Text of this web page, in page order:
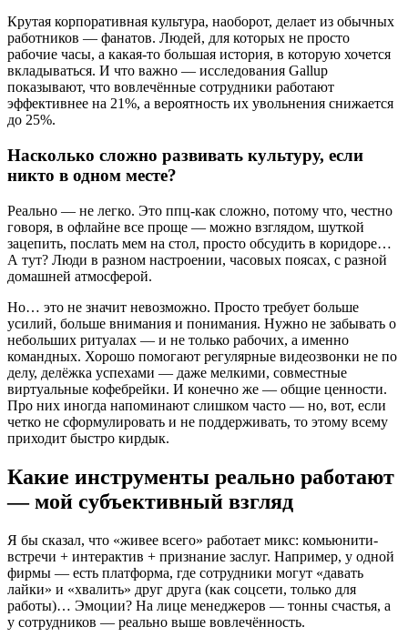
Крутая корпоративная культура, наоборот, делает из обычных
работников — фанатов. Людей, для которых не просто
рабочие часы, а какая-то большая история, в которую хочется
вкладываться. И что важно — исследования Gallup
показывают, что вовлечённые сотрудники работают
эффективнее на 21%, а вероятность их увольнения снижается
до 25%.
Насколько сложно развивать культуру, если
никто в одном месте?
Реально — не легко. Это ппц-как сложно, потому что, честно
говоря, в офлайне все проще — можно взглядом, шуткой
зацепить, послать мем на стол, просто обсудить в коридоре…
А тут? Люди в разном настроении, часовых поясах, с разной
домашней атмосферой.
Но… это не значит невозможно. Просто требует больше
усилий, больше внимания и понимания. Нужно не забывать о
небольших ритуалах — и не только рабочих, а именно
командных. Хорошо помогают регулярные видеозвонки не по
делу, делёжка успехами — даже мелкими, совместные
виртуальные кофебрейки. И конечно же — общие ценности.
Про них иногда напоминают слишком часто — но, вот, если
четко не сформулировать и не поддерживать, то этому всему
приходит быстро кирдык.
Какие инструменты реально работают
— мой субъективный взгляд
Я бы сказал, что «живее всего» работает микс: комьюнити-
встречи + интерактив + признание заслуг. Например, у одной
фирмы — есть платформа, где сотрудники могут «давать
лайки» и «хвалить» друг друга (как соцсети, только для
работы)… Эмоции? На лице менеджеров — тонны счастья, а
у сотрудников — реально выше вовлечённость.